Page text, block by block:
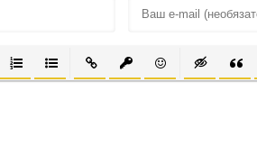
НУМЕРОВАННЫЙ СПИСОК
МАРКИРОВАННЫЙ СПИСОК
ВСТАВИТЬ ССЫЛКУ
ВСТАВИТЬ
ВСТАВИТЬВСТАВКА